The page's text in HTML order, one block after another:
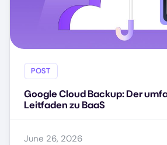
POST
Google Cloud Backup: Der
Leitfaden zu BaaS
June 26, 2026